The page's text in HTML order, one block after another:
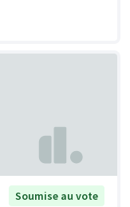
Soumise au vote